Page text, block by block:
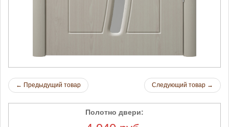
← Предыдущий товар Следующий товар →
Полотно двери: